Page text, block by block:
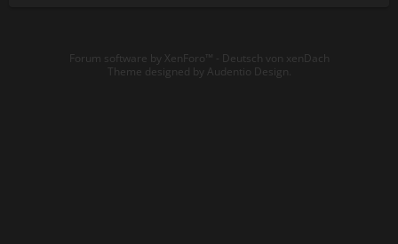
Forum software by XenForo™ - Deutsch von xenDach
Theme designed by Audentio Design.